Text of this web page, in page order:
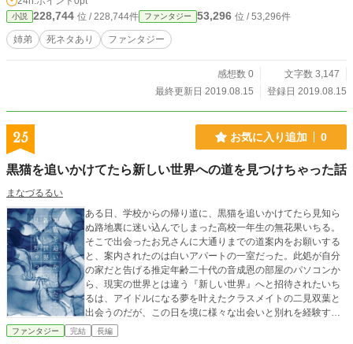
小説 228,744 位 / 228,744件 ファンタジー 53,296 位 / 53,296件
姉弟 死ネタあり ファンタジー
感想数 0
文字数 3,147
最終更新日 2019.08.15
登録日 2019.08.15
25 お気に入り追加 0
黒猫を追いかけてたら新しい世界への道を見つけちゃった話
まなづるるい
ある日、学校からの帰り道に、黒猫を追いかけてたら見知ら
ぬ路地裏に迷い込んでしまった高校一年生の無花果いちる。
そこで出会ったお兄さんに大通りまでの道案内をお願いする
と、案内されたのは白いアパートの一室だった。此処が自分
の家だと告げる推定年齢二十代の音成恩の部屋のパソコンか
ら、現実の世界とは違う『新しい世界』へと招待されたいち
るは、アイドルになる夢を叶えたクラスメイトの二見双葉と
出会うのだが、この日を境に様々な出会いと別れを経験する
ことになる。
ファンタジー 完結 長編